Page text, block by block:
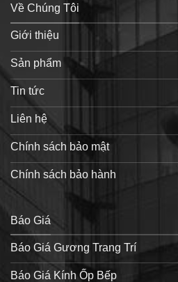
Về Chúng Tôi
Giới thiệu
Sản phẩm
Tin tức
Liên hệ
Chính sách bảo mật
Chính sách bảo hành
Báo Giá
Báo Giá Gương Trang Trí
Báo Giá Kính Ốp Bếp